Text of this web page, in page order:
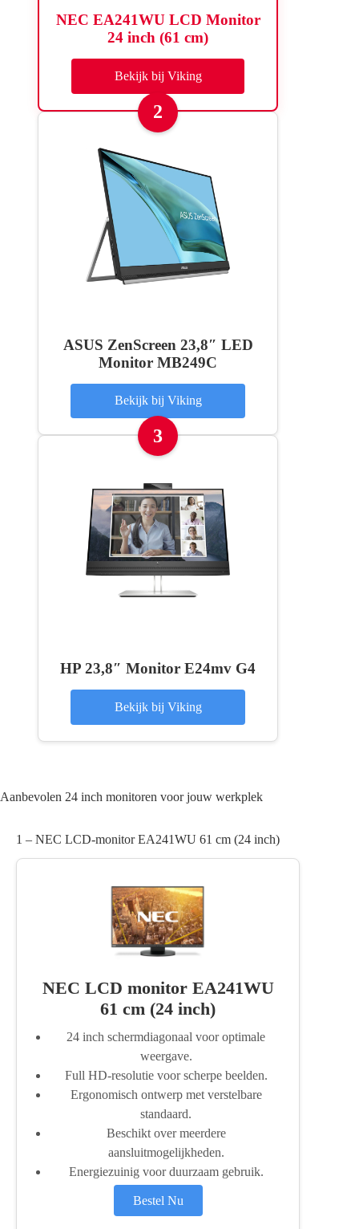
NEC EA241WU LCD Monitor
24 inch (61 cm)
Bekijk bij Viking
2
ASUS ZenScreen 23,8″ LED
Monitor MB249C
Bekijk bij Viking
3
HP 23,8″ Monitor E24mv G4
Bekijk bij Viking
Aanbevolen 24 inch monitoren voor jouw werkplek
1 – NEC LCD-monitor EA241WU 61 cm (24 inch)
NEC LCD monitor EA241WU
61 cm (24 inch)
24 inch schermdiagonaal voor optimale
weergave.
Full HD-resolutie voor scherpe beelden.
Ergonomisch ontwerp met verstelbare
standaard.
Beschikt over meerdere
aansluitmogelijkheden.
Energiezuinig voor duurzaam gebruik.
Bestel Nu